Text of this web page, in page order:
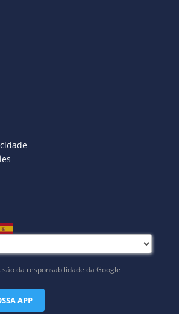
da responsabilidade da Google
APP